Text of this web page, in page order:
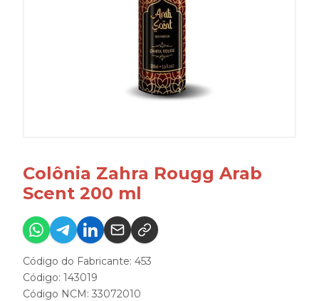
Colônia Zahra Rougg Arab
Scent 200 ml
Código do Fabricante: 453
Código: 143019
Código NCM: 33072010